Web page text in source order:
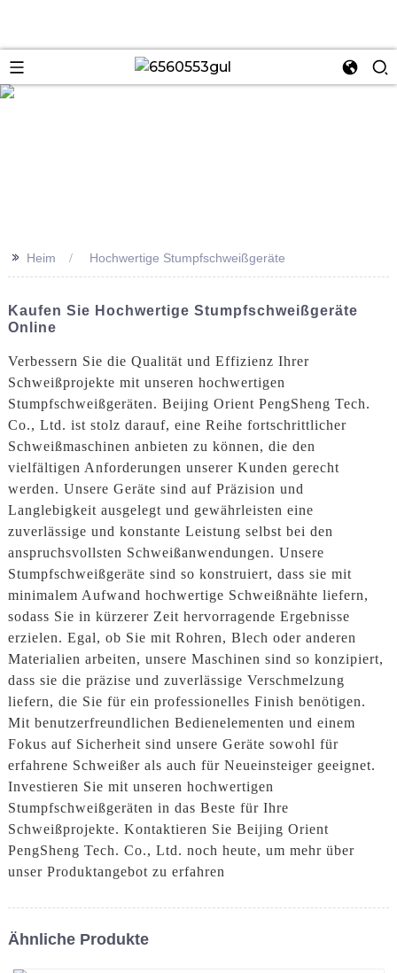
>> Heim Hochwertige Stumpfschweißgeräte
Kaufen Sie Hochwertige Stumpfschweißgeräte
Online
Verbessern Sie die Qualität und Effizienz Ihrer
Schweißprojekte mit unseren hochwertigen
Stumpfschweißgeräten. Beijing Orient PengSheng Tech.
Co., Ltd. ist stolz darauf, eine Reihe fortschrittlicher
Schweißmaschinen anbieten zu können, die den
vielfältigen Anforderungen unserer Kunden gerecht
werden. Unsere Geräte sind auf Präzision und
Langlebigkeit ausgelegt und gewährleisten eine
zuverlässige und konstante Leistung selbst bei den
anspruchsvollsten Schweißanwendungen. Unsere
Stumpfschweißgeräte sind so konstruiert, dass sie mit
minimalem Aufwand hochwertige Schweißnähte liefern,
sodass Sie in kürzerer Zeit hervorragende Ergebnisse
erzielen. Egal, ob Sie mit Rohren, Blech oder anderen
Materialien arbeiten, unsere Maschinen sind so konzipiert,
dass sie die präzise und zuverlässige Verschmelzung
liefern, die Sie für ein professionelles Finish benötigen.
Mit benutzerfreundlichen Bedienelementen und einem
Fokus auf Sicherheit sind unsere Geräte sowohl für
erfahrene Schweißer als auch für Neueinsteiger geeignet.
Investieren Sie mit unseren hochwertigen
Stumpfschweißgeräten in das Beste für Ihre
Schweißprojekte. Kontaktieren Sie Beijing Orient
PengSheng Tech. Co., Ltd. noch heute, um mehr über
unser Produktangebot zu erfahren
Ähnliche Produkte